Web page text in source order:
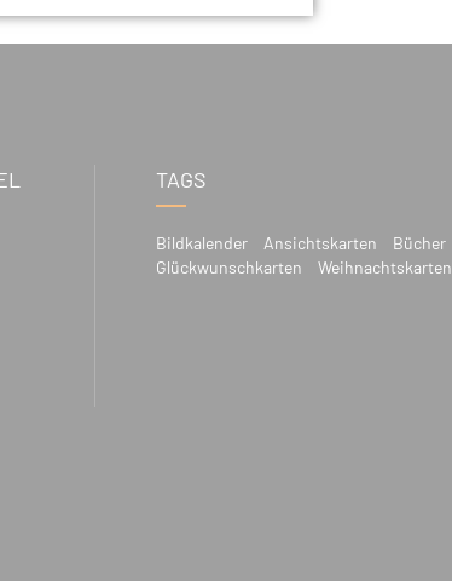
TAGS
Bildkalender Ansichtskarten
Bücher
Glückwunschkarten
Weihnachtskarten